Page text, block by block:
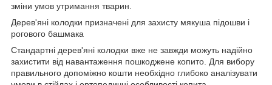
зміни умов утримання тварин.
Дерев'яні колодки призначені для захисту мякуша підошви і
рогового башмака
Стандартні дерев'яні колодки вже не завжди можуть надійно
захистити від навантаження пошкоджене копито. Для вибору
правильного допоміжно кошти необхідно глибоко аналізувати